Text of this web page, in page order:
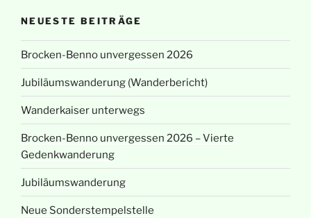
NEUESTE BEITRÄGE
Brocken-Benno unvergessen 2026
Jubiläumswanderung (Wanderbericht)
Wanderkaiser unterwegs
Brocken-Benno unvergessen 2026 – Vierte
Gedenkwanderung
Jubiläumswanderung
Neue Sonderstempelstelle